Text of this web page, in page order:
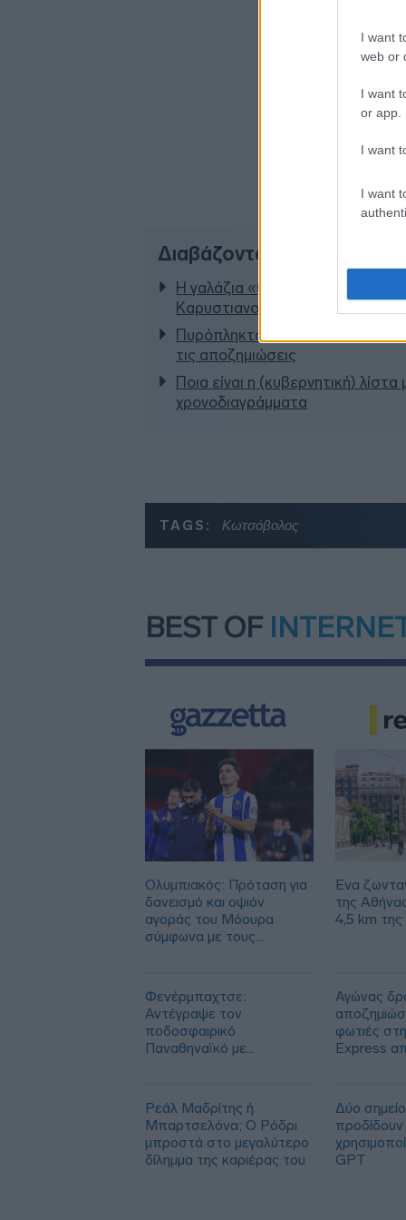
I want
web or
I want
or app.
I want
I want
Διαβάζονται αυτή τη στιγμή
Η γαλάζια «θετική ατζέντα»
Καρυστιανού - Στον ΣΥΡΙΖΑ
Πυρόπληκτοι: Τι σημαίνουν τα
τις αποζημιώσεις
Ποια είναι η (κυβερνητική)
χρονοδιαγράμματα
TAGS: Κωτσόβολος
BEST OF
Ολυμπιακός: Πρόταση για
δανεισμό και οψιόν
αγοράς του Μόουρα
σύμφωνα με τους
Φενέρμπαχτσε:
Αντέγραψε τον
ποδοσφαιρικό
Παναθηναϊκό με
Ρεάλ Μαδρίτης ή
Μπαρτσελόνα; Ο Ρόδρι
μπροστά στο μεγαλύτερο
δίλημμα της καριέρας του
Ένα
της
4,5 km
Αγώνας
φωτιές
Express
Δύο
προδίδουν
GPT